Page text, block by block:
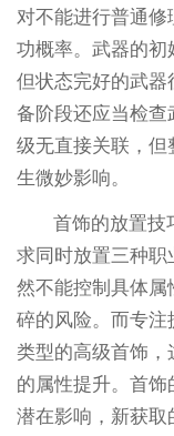
对不能进行普通
功概率。武器的初
但状态完好的武
备阶段还应当检
级无直接关联，
生微妙影响。
首饰的放置技
求同时放置三种职
然不能控制具体属
碎的风险。而专注
类型的高级首饰
的属性提升。首
潜在影响，新获